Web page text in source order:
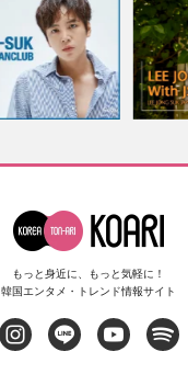
もっと身近に、もっと気軽に！
韓国エンタメ・トレンド情報サイト